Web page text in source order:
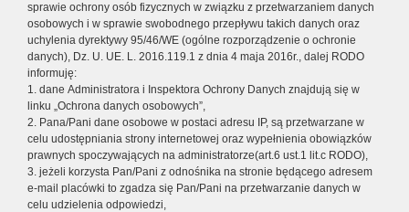
sprawie ochrony osób fizycznych w związku z przetwarzaniem danych
osobowych i w sprawie swobodnego przepływu takich danych oraz
uchylenia dyrektywy 95/46/WE (ogólne rozporządzenie o ochronie
danych), Dz. U. UE. L. 2016.119.1 z dnia 4 maja 2016r., dalej RODO
informuję:
1. dane Administratora i Inspektora Ochrony Danych znajdują się w
linku „Ochrona danych osobowych”,
2. Pana/Pani dane osobowe w postaci adresu IP, są przetwarzane w
celu udostępniania strony internetowej oraz wypełnienia obowiązków
prawnych spoczywających na administratorze(art.6 ust.1 lit.c RODO),
3. jeżeli korzysta Pan/Pani z odnośnika na stronie będącego adresem
e-mail placówki to zgadza się Pan/Pani na przetwarzanie danych w
celu udzielenia odpowiedzi,